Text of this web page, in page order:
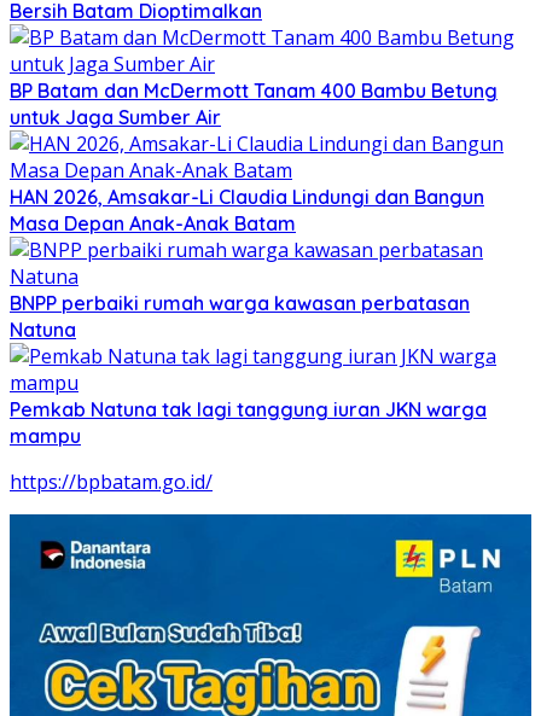
Bersih Batam Dioptimalkan
BP Batam dan McDermott Tanam 400 Bambu Betung
untuk Jaga Sumber Air
HAN 2026, Amsakar-Li Claudia Lindungi dan Bangun
Masa Depan Anak-Anak Batam
BNPP perbaiki rumah warga kawasan perbatasan
Natuna
Pemkab Natuna tak lagi tanggung iuran JKN warga
mampu
https://bpbatam.go.id/